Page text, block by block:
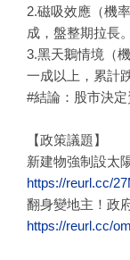
2.磁吸效應（機
成，盤整期拉長。
3.黑天鵝情境（
一成以上，累計
#結論：股市決
【政策議題】
新建物強制設太
https://reurl.cc/
翻身變地主！政
https://reurl.cc/